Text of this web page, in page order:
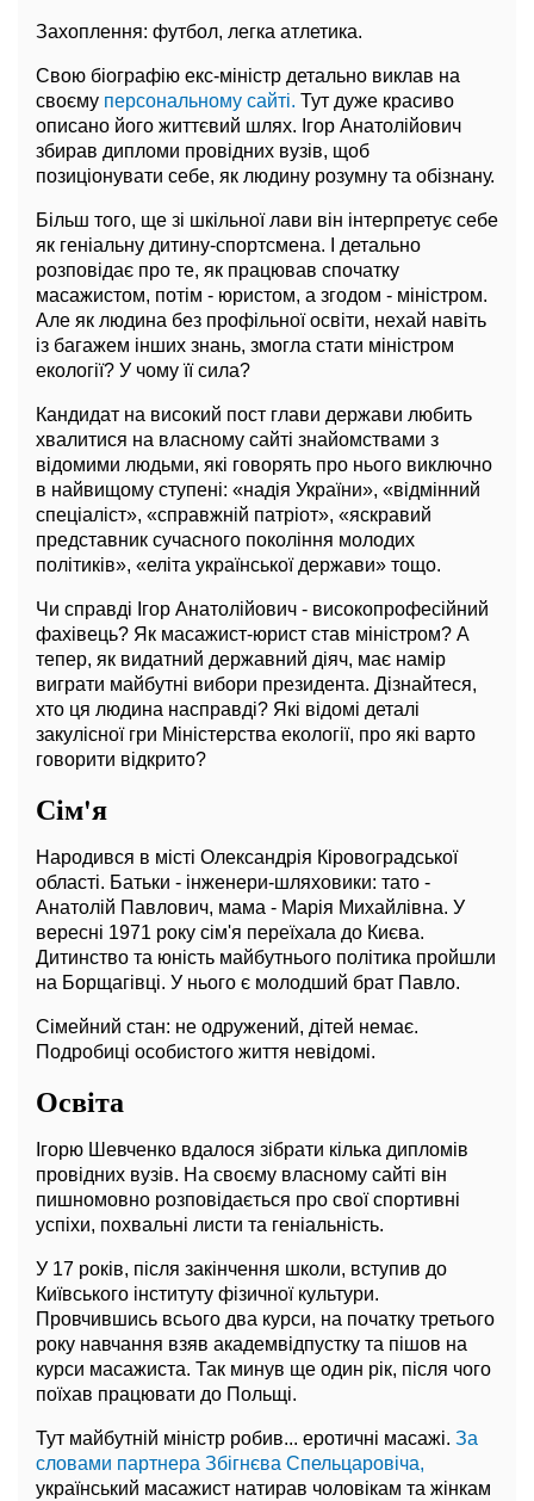
Захоплення: футбол, легка атлетика.
Свою біографію екс-міністр детально виклав на
своєму персональному сайті. Тут дуже красиво
описано його життєвий шлях. Ігор Анатолійович
збирав дипломи провідних вузів, щоб
позиціонувати себе, як людину розумну та обізнану.
Більш того, ще зі шкільної лави він інтерпретує себе
як геніальну дитину-спортсмена. І детально
розповідає про те, як працював спочатку
масажистом, потім - юристом, а згодом - міністром.
Але як людина без профільної освіти, нехай навіть
із багажем інших знань, змогла стати міністром
екології? У чому її сила?
Кандидат на високий пост глави держави любить
хвалитися на власному сайті знайомствами з
відомими людьми, які говорять про нього виключно
в найвищому ступені: «надія України», «відмінний
спеціаліст», «справжній патріот», «яскравий
представник сучасного покоління молодих
політиків», «еліта української держави» тощо.
Чи справді Ігор Анатолійович - високопрофесійний
фахівець? Як масажист-юрист став міністром? А
тепер, як видатний державний діяч, має намір
виграти майбутні вибори президента. Дізнайтеся,
хто ця людина насправді? Які відомі деталі
закулісної гри Міністерства екології, про які варто
говорити відкрито?
Сім'я
Народився в місті Олександрія Кіровоградської
області. Батьки - інженери-шляховики: тато -
Анатолій Павлович, мама - Марія Михайлівна. У
вересні 1971 року сім'я переїхала до Києва.
Дитинство та юність майбутнього політика пройшли
на Борщагівці. У нього є молодший брат Павло.
Сімейний стан: не одружений, дітей немає.
Подробиці особистого життя невідомі.
Освіта
Ігорю Шевченко вдалося зібрати кілька дипломів
провідних вузів. На своєму власному сайті він
пишномовно розповідається про свої спортивні
успіхи, похвальні листи та геніальність.
У 17 років, після закінчення школи, вступив до
Київського інституту фізичної культури.
Провчившись всього два курси, на початку третього
року навчання взяв академвідпустку та пішов на
курси масажиста. Так минув ще один рік, після чого
поїхав працювати до Польщі.
Тут майбутній міністр робив... еротичні масажі. За
словами партнера Збігнєва Спельцаровіча,
український масажист натирав чоловікам та жінкам